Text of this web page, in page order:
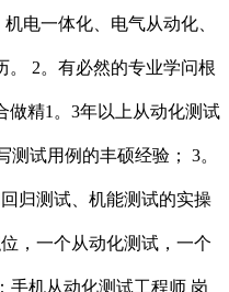
电一体化、电气从动化、
。 2。有必然的专业学问根
做精1。3年以上从动化测试
试用例的丰硕经验； 3。
归测试、机能测试的实操
，一个从动化测试，一个
手机从动化测试工程师 岗